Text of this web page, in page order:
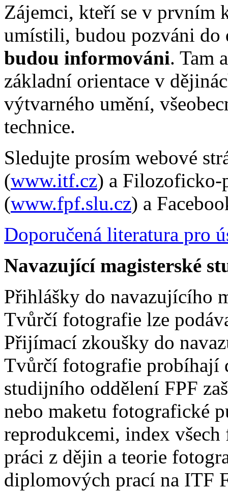
Zájemci, kteří se v prvním
umístili, budou pozváni
budou informováni. Tam
základní orientace v
výtvarného umění,
technice.
Sledujte prosím webové
(www.itf.cz) a Filozoficko-
(www.fpf.slu.cz) a
Doporučená literatura pro
Navazující magisterské
Přihlášky do navazujícího
Tvůrčí fotografie lze
Přijímací zkoušky do
Tvůrčí fotografie probíhají
studijního oddělení FPF
nebo maketu fotografické
reprodukcemi, index
práci z dějin a teorie
diplomových prací na ITF